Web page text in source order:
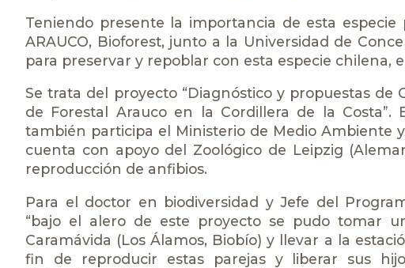
Teniendo presente la importancia de esta
ARAUCO, Bioforest, junto a la Universidad de
para preservar y repoblar con esta especie
Se trata del proyecto “Diagnóstico y propuestas
de Forestal Arauco en la Cordillera de la
también participa el Ministerio de Medio Ambiente
cuenta con apoyo del Zoológico de Leipzig
reproducción de anfibios.
Para el doctor en biodiversidad y Jefe del
“bajo el alero de este proyecto se pudo tomar
Caramávida (Los Álamos, Biobío) y llevar a la
fin de reproducir estas parejas y liberar sus